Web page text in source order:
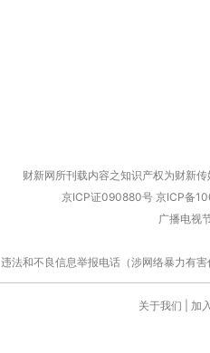
财新网所刊载内容之知识产权为财新
京ICP证090880号 京ICP备
广播电视
违法和不良信息举报电话（涉网络暴力
关于我们 加